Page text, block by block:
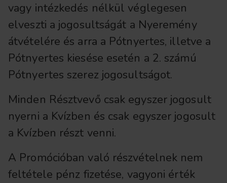
vagy intézkedés nélkül véglegesen
elveszti a jogosultságát a Nyeremény
átvételére és arra a Pótnyertes, illetve a
Pótnyertes kiesése esetén a 2. számú
Pótnyertes szerez jogosultságot.
Minden Résztvevő csak egyszer jogosult
nyerni a Kvízben és csak egyszer jogosult
a Kvízben részt venni.
A Promócióban való részvételnek nem
feltétele pénz fizetése, vagyoni érték